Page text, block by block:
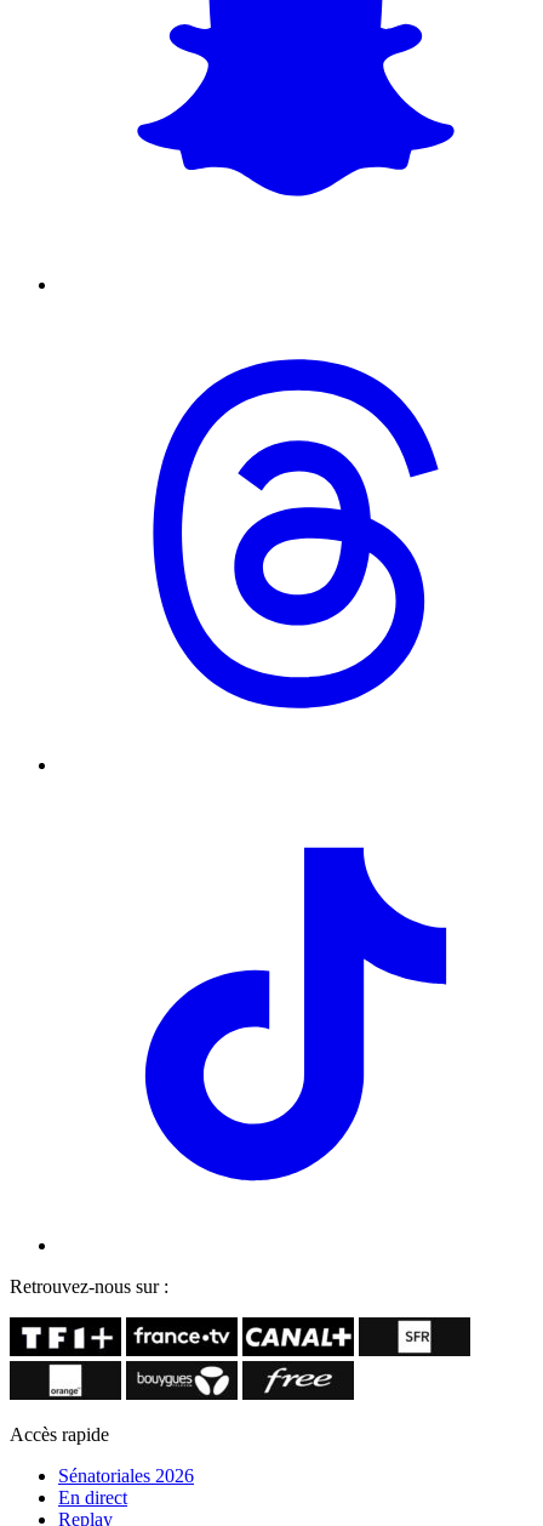
Retrouvez-nous sur :
Accès rapide
Sénatoriales 2026
En direct
Replay